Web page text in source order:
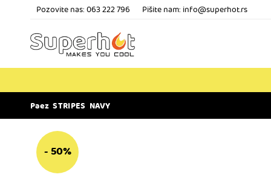
Pozovite nas:063 222 796 Pišite nam: info@superhot.rs
Paez STRIPES NAVY
- 50%